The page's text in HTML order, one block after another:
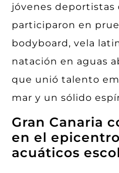
jóvenes deportistas
participaron en
bodyboard, vela
natación en aguas
que unió talento
mar y un sólido
Gran Canaria
en el
acuáticos